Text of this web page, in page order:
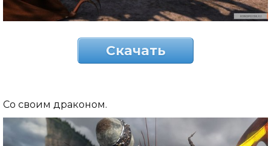
Скачать
Со своим драконом.